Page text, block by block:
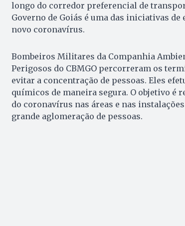
longo do corredor preferencial de
Governo de Goiás é uma das iniciativas
novo coronavírus.
Bombeiros Militares da Companhia
Perigosos do CBMGO percorreram os
evitar a concentração de pessoas. Eles
químicos de maneira segura. O objetivo é
do coronavírus nas áreas e nas
grande aglomeração de pessoas.